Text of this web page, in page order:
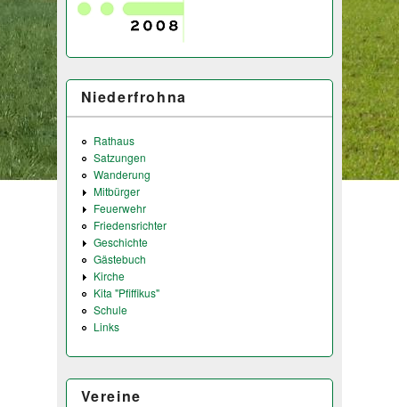
Niederfrohna
Rathaus
Satzungen
Wanderung
Mitbürger
Feuerwehr
Friedensrichter
Geschichte
Gästebuch
Kirche
Kita "Pfiffikus"
Schule
Links
Vereine